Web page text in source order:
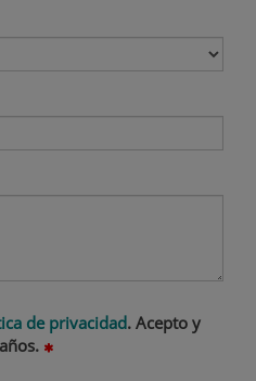
de privacidad. Acepto y